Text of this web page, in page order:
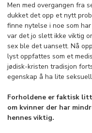
Men med overgangen fra
dukket det opp et nytt
finne nytelse i noe som
var det jo slett ikke viktig
sex ble det uansett. Nå
lyst oppfattes som et
jødisk-kristen tradisjon
egenskap å ha lite
Forholdene er faktisk
om kvinner der har
hennes viktig.